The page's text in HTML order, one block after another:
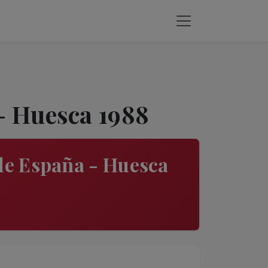
1988
España - Huesca